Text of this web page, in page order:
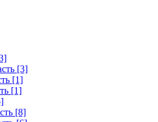
[3]
[1]
[1]
[8]